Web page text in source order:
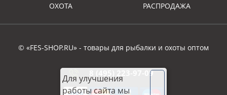
ОХОТА РАСПРОДАЖА
© «FES-SHOP.RU» - товары для рыбалки и охоты оптом
8 (495) 223-97-09
Для улучшения
работы сайта мы